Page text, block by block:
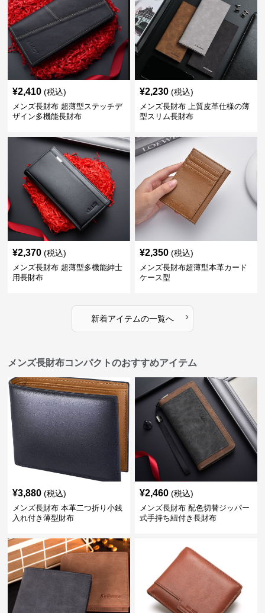
¥2,410 (税込)
メンズ長財布 超薄型ステッチデ
ザイン多機能長財布
¥2,230 (税込)
メンズ長財布 上質皮革仕様の薄
型スリム長財布
¥2,370 (税込)
メンズ長財布 超薄型多機能紳士
用長財布
¥2,350 (税込)
メンズ長財布超薄型本革カード
ケース型
新着アイテムの一覧へ ›
メンズ長財布コンパクトのおすすめアイテム
¥3,880 (税込)
メンズ長財布 本革二つ折り小銭
入れ付き薄型財布
¥2,460 (税込)
メンズ長財布 配色切替ジッパー
式手持ち紐付き長財布